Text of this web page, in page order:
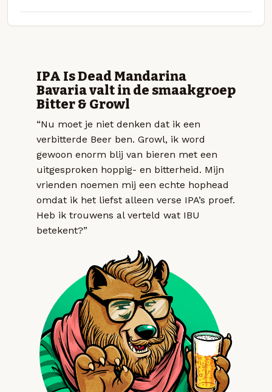
IPA Is Dead Mandarina
Bavaria valt in de smaakgroep
Bitter & Growl
“Nu moet je niet denken dat ik een
verbitterde Beer ben. Growl, ik word
gewoon enorm blij van bieren met een
uitgesproken hoppig- en bitterheid. Mijn
vrienden noemen mij een echte hophead
omdat ik het liefst alleen verse IPA’s proef.
Heb ik trouwens al verteld wat IBU
betekent?”